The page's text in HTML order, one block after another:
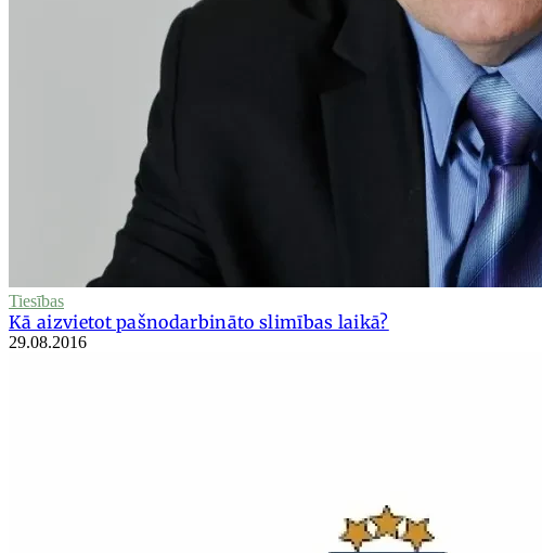
Tiesības
Kā aizvietot pašnodarbināto slimības laikā?
29.08.2016